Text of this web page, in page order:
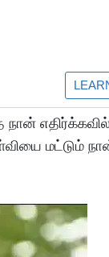
நான்
மட்டும்